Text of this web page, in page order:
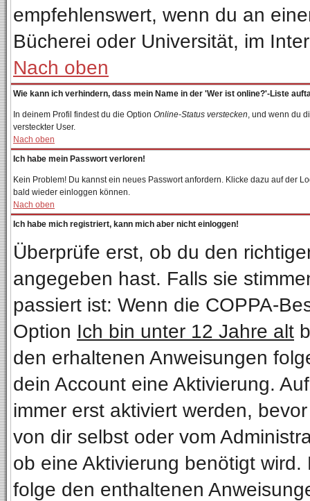
empfehlenswert, wenn du an
Bücherei oder Universität, im
Nach oben
Wie kann ich verhindern, dass mein Name in der 'Wer ist online?'-Liste
In deinem Profil findest du die Option Online-Status verstecken, und wenn du
versteckter User.
Nach oben
Ich habe mein Passwort verloren!
Kein Problem! Du kannst ein neues Passwort anfordern. Klicke dazu auf der
bald wieder einloggen können.
Nach oben
Ich habe mich registriert, kann mich aber nicht einloggen!
Überprüfe erst, ob du den
angegeben hast. Falls sie
passiert ist: Wenn die COPPA-
Option Ich bin unter 12 Jahre alt
den erhaltenen Anweisungen
dein Account eine Aktivierung.
immer erst aktiviert werden,
von dir selbst oder vom
ob eine Aktivierung benötigt
folge den enthaltenen